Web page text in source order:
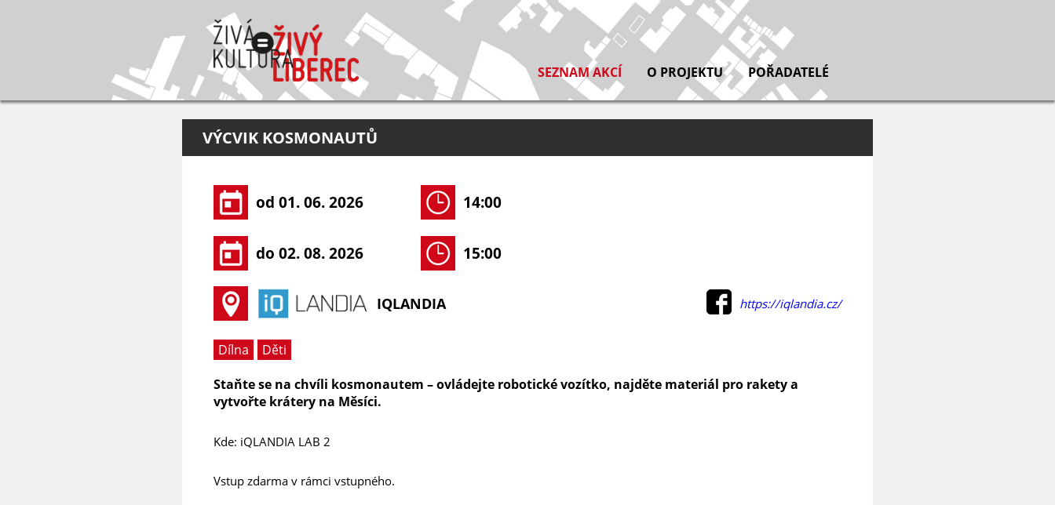
SEZNAM AKCÍ O PROJEKTU POŘADATELÉ
VÝCVIK KOSMONAUTŮ
od 01. 06. 2026 14:00
do 02. 08. 2026 15:00
IQLANDIA https://iqlandia.cz/
Dílna
Děti
Staňte se na chvíli kosmonautem – ovládejte robotické vozítko, najděte materiál pro rakety a
vytvořte krátery na Měsíci.
Kde: iQLANDIA LAB 2
Vstup zdarma v rámci vstupného.